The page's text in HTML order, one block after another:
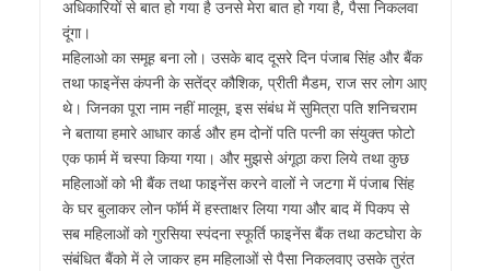
अधिकारियों से बात हो गया है उनसे मेरा बात हो गया है, पैसा निकलवा
दूंगा।
महिलाओ का समूह बना लो। उसके बाद दूसरे दिन पंजाब सिंह और बैंक
तथा फाइनेंस कंपनी के सतेंद्र कौशिक, प्रीती मैडम, राज सर लोग आए
थे। जिनका पूरा नाम नहीं मालूम, इस संबंध में सुमित्रा पति शनिचराम
ने बताया हमारे आधार कार्ड और हम दोनों पति पत्नी का संयुक्त फोटो
एक फार्म में चस्पा किया गया। और मुझसे अंगूठा करा लिये तथा कुछ
महिलाओं को भी बैंक तथा फाइनेंस करने वालों ने जटगा में पंजाब सिंह
के घर बुलाकर लोन फॉर्म में हस्ताक्षर लिया गया और बाद में पिकप से
सब महिलाओं को गुरसिया स्पंदना स्फूर्ति फाइनेंस बैंक तथा कटघोरा के
संबंधित बैंको में ले जाकर हम महिलाओं से पैसा निकलवाए उसके तुरंत